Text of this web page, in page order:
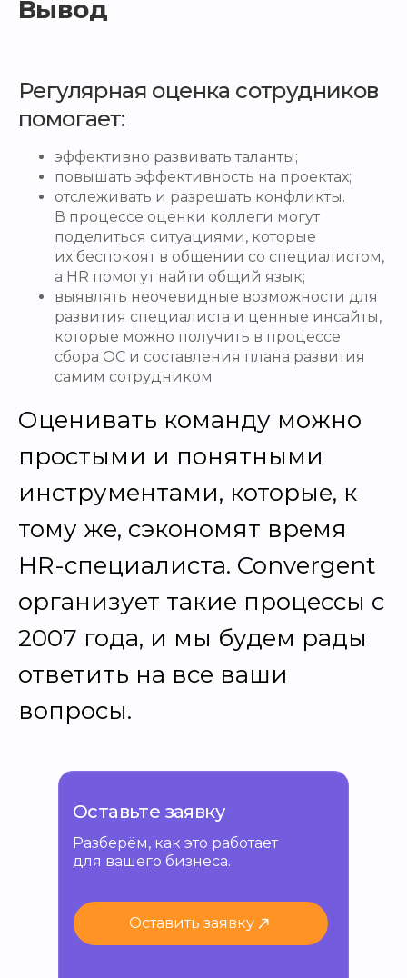
Вывод
Регулярная оценка сотрудников
помогает:
эффективно развивать таланты;
повышать эффективность на проектах;
отслеживать и разрешать конфликты.
В процессе оценки коллеги могут
поделиться ситуациями, которые
их беспокоят в общении со специалистом,
а HR помогут найти общий язык;
выявлять неочевидные возможности для
развития специалиста и ценные инсайты,
которые можно получить в процессе
сбора ОС и составления плана развития
самим сотрудником
Оценивать команду можно
простыми и понятными
инструментами, которые, к
тому же, сэкономят время
HR-специалиста. Convergent
организует такие процессы с
2007 года, и мы будем рады
ответить на все ваши
вопросы.
Оставить заявку
Оставьте заявку
Разберём, как это работает
для вашего бизнеса.